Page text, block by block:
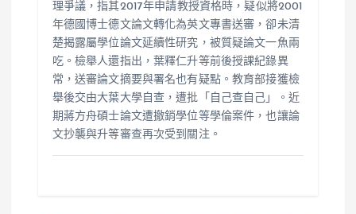
理爭議，指其2017年申請教授資格時，疑似將2001
年德國博士德文論文轉化為英文專書送審，卻未清
楚揭露屬學位論文延續性研究，被質疑論文一魚兩
吃。檢舉人還指出，葉釋仁升等前後授課紀錄異
常，送審論文摘要與署名也有疑點。教育部接獲檢
舉後交由大葉大學自查，遭批「自己查自己」。近
期蔣方舟碩士論文遭撤銷學位等學倫案件，也讓論
文抄襲與升等審查再次受到關注。